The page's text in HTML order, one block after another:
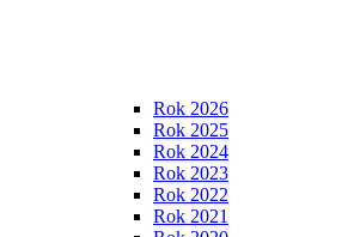
Rok 2026
Rok 2025
Rok 2024
Rok 2023
Rok 2022
Rok 2021